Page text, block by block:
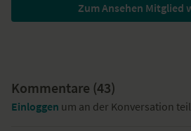
beschreibt die Achtsamkeit im Alltag. Das
verhalten. Der dritte Tipp resultiert aus
unsere durch Emotionen getriggerte
Zum Ansehen Mitglied
Kommentare (43)
Einloggen um an der Konversation